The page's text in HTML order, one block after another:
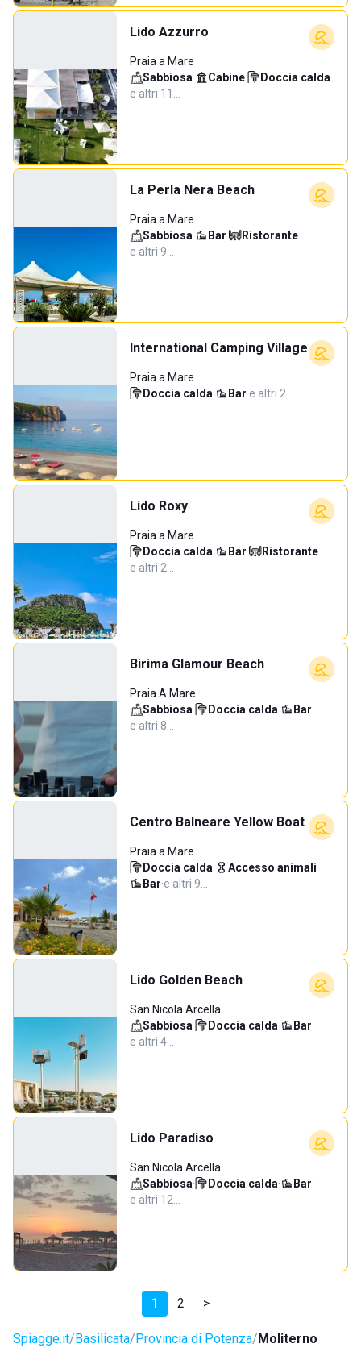
Lido Azzurro
Praia a Mare
Sabbiosa· Cabine· Doccia calda·
e altri 11…
La Perla Nera Beach
Praia a Mare
Sabbiosa· Bar· Ristorante·
e altri 9…
International Camping Village
Praia a Mare
Doccia calda· Bar·e altri 2…
Lido Roxy
Praia a Mare
Doccia calda· Bar· Ristorante·
e altri 2…
Birima Glamour Beach
Praia A Mare
Sabbiosa· Doccia calda· Bar·
e altri 8…
Centro Balneare Yellow Boat
Praia a Mare
Doccia calda· Accesso animali·
Bar·e altri 9…
Lido Golden Beach
San Nicola Arcella
Sabbiosa· Doccia calda· Bar·
e altri 4…
Lido Paradiso
San Nicola Arcella
Sabbiosa· Doccia calda· Bar·
e altri 12…
1 2 >
Spiagge.it Basilicata Provincia di Potenza Moliterno